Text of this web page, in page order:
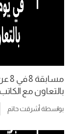
بالتعاون مع
بواسطةأشرقت حاتم